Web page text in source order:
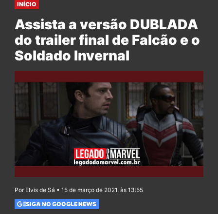
INÍCIO
Assista a versão DUBLADA
do trailer final de Falcão e o
Soldado Invernal
Por Elvis de Sá • 15 de março de 2021, às 13:55
SIGA NO GOOGLE NEWS